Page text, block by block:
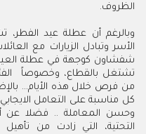
الظروف.
وبالرغم أن عطلة عيد الفطر،
الأسر وتبادل الزيارات مع
شفشاون كوجهة في عطلة
تشتغل بالقطاع، وخصوصاً
من فرص خلال هذه الأيام...
كل مناسبة على التعامل
وحسن المعاملة .. فضلا عن
التحتية، التي زادت من